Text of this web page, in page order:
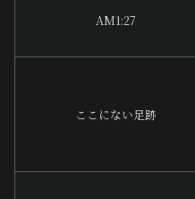
AM1:27
ここにない足跡